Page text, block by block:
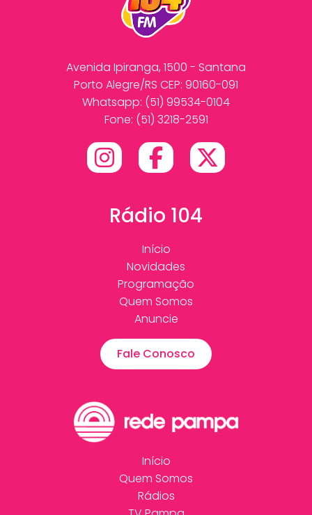
Avenida Ipiranga, 1500 - Santana
Porto Alegre/RS CEP: 90160-091
Whatsapp: (51) 99534-0104
Fone: (51) 3218-2591
Rádio 104
Início
Novidades
Programação
Quem Somos
Anuncie
Fale Conosco
Início
Quem Somos
Rádios